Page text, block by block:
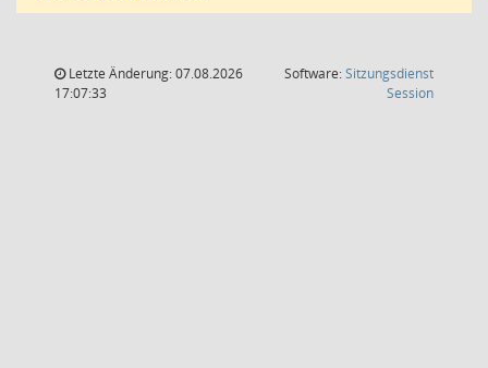
Letzte Änderung: 07.08.2026
17:07:33
Software:Sitzungsdienst
Session(Wird in